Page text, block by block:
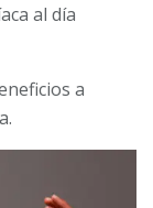
al día
a